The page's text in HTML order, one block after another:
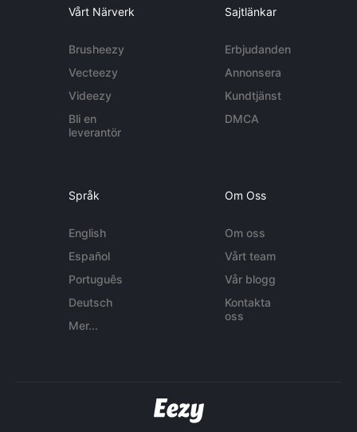
Vårt Närverk
Brusheezy
Vecteezy
Videezy
Bli en
leverantör
Sajtlänkar
Erbjudanden
Annonsera
Kundtjänst
DMCA
Språk
English
Español
Português
Deutsch
Mer...
Om Oss
Om oss
Vårt team
Vår blogg
Kontakta
oss